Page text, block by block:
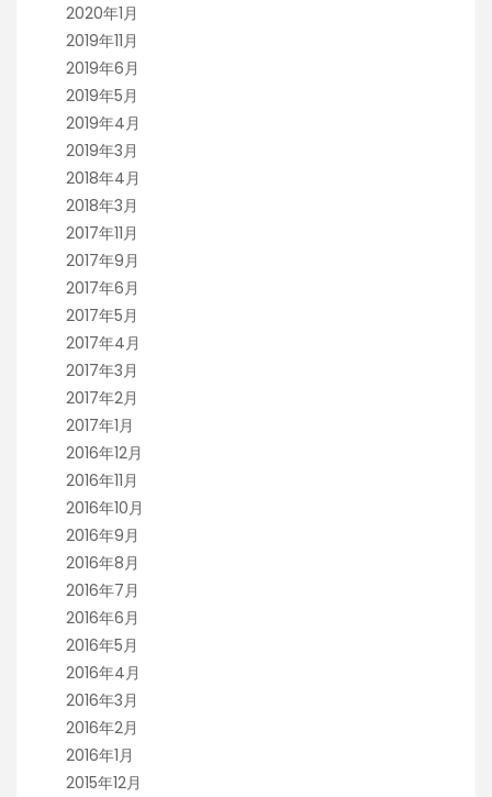
2020年1月
2019年11月
2019年6月
2019年5月
2019年4月
2019年3月
2018年4月
2018年3月
2017年11月
2017年9月
2017年6月
2017年5月
2017年4月
2017年3月
2017年2月
2017年1月
2016年12月
2016年11月
2016年10月
2016年9月
2016年8月
2016年7月
2016年6月
2016年5月
2016年4月
2016年3月
2016年2月
2016年1月
2015年12月